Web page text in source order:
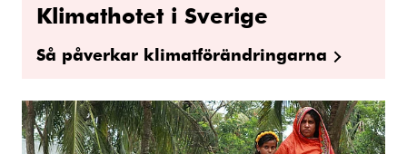
Klimathotet i Sverige
Så påverkar klimatförändringarna